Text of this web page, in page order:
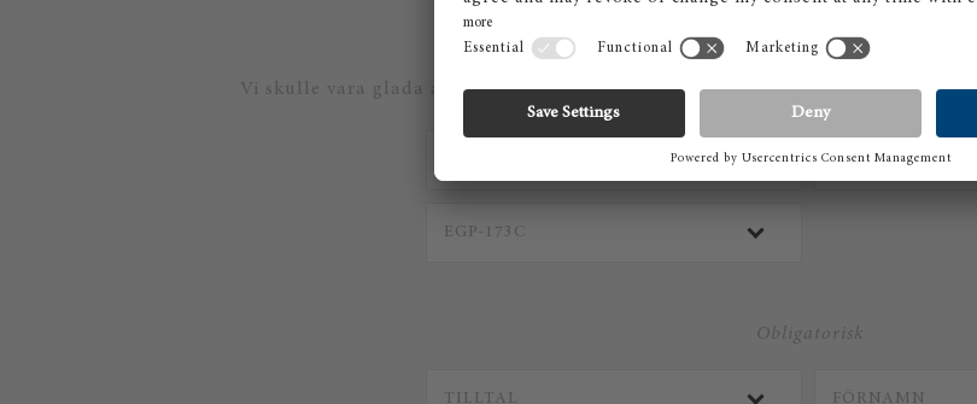
FRÅGA
Vi skulle vara glada att skicka ett erbjudande till dig. Om du frågar om flera
Obligatorisk